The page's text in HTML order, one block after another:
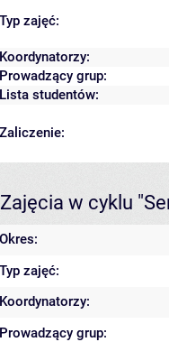
Typ zajęć:
Koordynatorzy:
Prowadzący grup:
Lista studentów:
Zaliczenie:
Zajęcia w cyklu
Okres:
Typ zajęć:
Koordynatorzy:
Prowadzący grup: